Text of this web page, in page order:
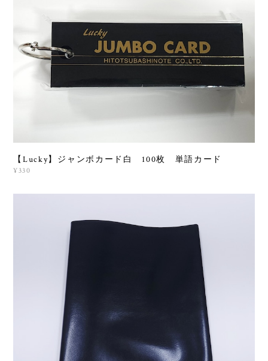
【Lucky】ジャンボカード白 100枚 単語カード
¥330